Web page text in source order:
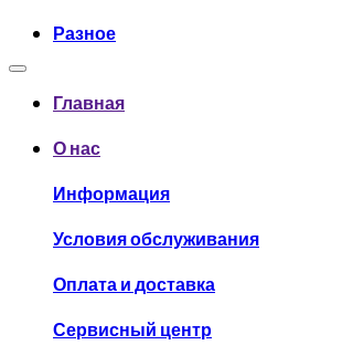
Разное
Главная
О нас
Информация
Условия обслуживания
Оплата и доставка
Сервисный центр